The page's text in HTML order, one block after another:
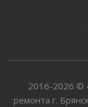
2016-2026 ©
ремонта г.